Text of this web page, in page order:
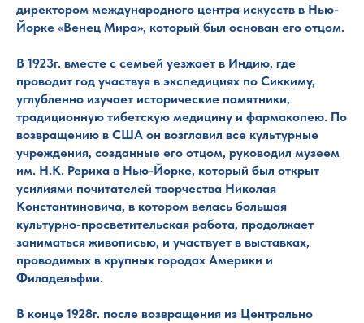
директором международного центра искусств в Нью-
Йорке «Венец Мира», который был основан его отцом.
В 1923г. вместе с семьей уезжает в Индию, где
проводит год участвуя в экспедициях по Сиккиму,
углубленно изучает исторические памятники,
традиционную тибетскую медицину и фармакопею. По
возвращению в США он возглавил все культурные
учреждения, созданные его отцом, руководил музеем
им. Н.К. Рериха в Нью-Йорке, который был открыт
усилиями почитателей творчества Николая
Константиновича, в котором велась большая
культурно-просветительская работа, продолжает
заниматься живописью, и участвует в выставках,
проводимых в крупных городах Америки и
Филадельфии.
В конце 1928г. после возвращения из Центрально